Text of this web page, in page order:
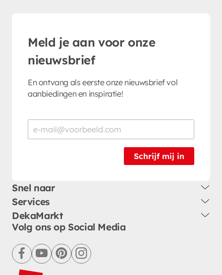
Meld je aan voor onze
nieuwsbrief
En ontvang als eerste onze nieuwsbrief vol
aanbiedingen en inspiratie!
Schrijf mij in
Snel naar
Services
DekaMarkt
Volg ons op Social Media
facebookyoutubepinterestinstagram